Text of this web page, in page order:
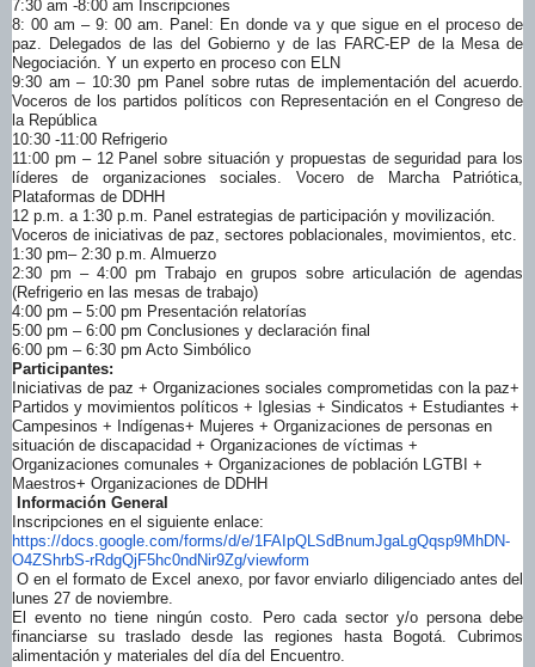
7:30 am -8:00 am Inscripciones
8: 00 am – 9: 00 am. Panel: En donde va y que sigue en el proceso de
paz. Delegados de las del Gobierno y de las FARC-EP de la Mesa de
Negociación. Y un experto en proceso con ELN
9:30 am – 10:30 pm Panel sobre rutas de implementación del acuerdo.
Voceros de los partidos políticos con Representación en el Congreso de
la República
10:30 -11:00 Refrigerio
11:00 pm – 12 Panel sobre situación y propuestas de seguridad para los
líderes de organizaciones sociales. Vocero de Marcha Patriótica,
Plataformas de DDHH
12 p.m. a 1:30 p.m. Panel estrategias de participación y movilización.
Voceros de iniciativas de paz, sectores poblacionales, movimientos, etc.
1:30 pm– 2:30 p.m. Almuerzo
2:30 pm – 4:00 pm Trabajo en grupos sobre articulación de agendas
(Refrigerio en las mesas de trabajo)
4:00 pm – 5:00 pm Presentación relatorías
5:00 pm – 6:00 pm Conclusiones y declaración final
6:00 pm – 6:30 pm Acto Simbólico
Participantes:
Iniciativas de paz + Organizaciones sociales comprometidas con la paz+
Partidos y movimientos políticos + Iglesias + Sindicatos + Estudiantes +
Campesinos + Indígenas+ Mujeres + Organizaciones de personas en
situación de discapacidad + Organizaciones de víctimas +
Organizaciones comunales + Organizaciones de población LGTBI +
Maestros+ Organizaciones de DDHH
Información General
Inscripciones en el siguiente enlace:
https://docs.google.com/forms/d/e/1FAIpQLSdBnumJgaLgQqsp9MhDN-
O4ZShrbS-rRdgQjF5hc0ndNir9Zg/viewform
O en el formato de Excel anexo, por favor enviarlo diligenciado antes del
lunes 27 de noviembre.
El evento no tiene ningún costo. Pero cada sector y/o persona debe
financiarse su traslado desde las regiones hasta Bogotá. Cubrimos
alimentación y materiales del día del Encuentro.